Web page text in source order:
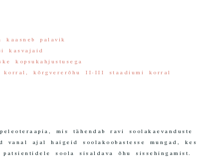
kaasneb palavik
kasvajaid
kopsukahjustusega
korral, kõrgvererõhu II-III staadiumi korral
mis tähendab ravi soolakaevanduste
ajal haigeid soolakoobastesse mungad, kes
soola sisaldava õhu sissehingamist.